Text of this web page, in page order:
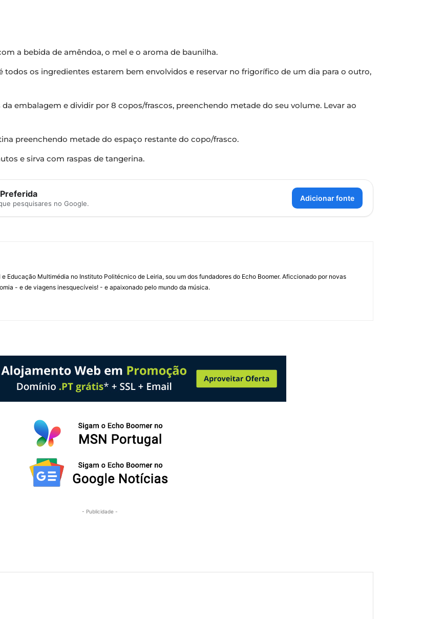
a bebida de amêndoa, o mel e o aroma de baunilha.
os ingredientes estarem bem envolvidos e reservar no frigorífico de um dia para o outro,
embalagem e dividir por 8 copos/frascos, preenchendo metade do seu volume. Levar ao
preenchendo metade do espaço restante do copo/frasco.
e sirva com raspas de tangerina.
pesquisares no Google.
Adicionar fonte
Educação Multimédia no Instituto Politécnico de Leiria, sou um dos fundadores do Echo Boomer. Aficcionado por novas
- e de viagens inesquecíveis! - e apaixonado pelo mundo da música.
- Publicidade -